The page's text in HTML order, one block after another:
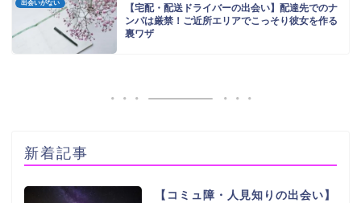
出会いがない
【宅配・配送ドライバーの出会い】配達先でのナ
ンパは厳禁！ご近所エリアでこっそり彼女を作る
裏ワザ
新着記事
【コミュ障・人見知りの出会い】